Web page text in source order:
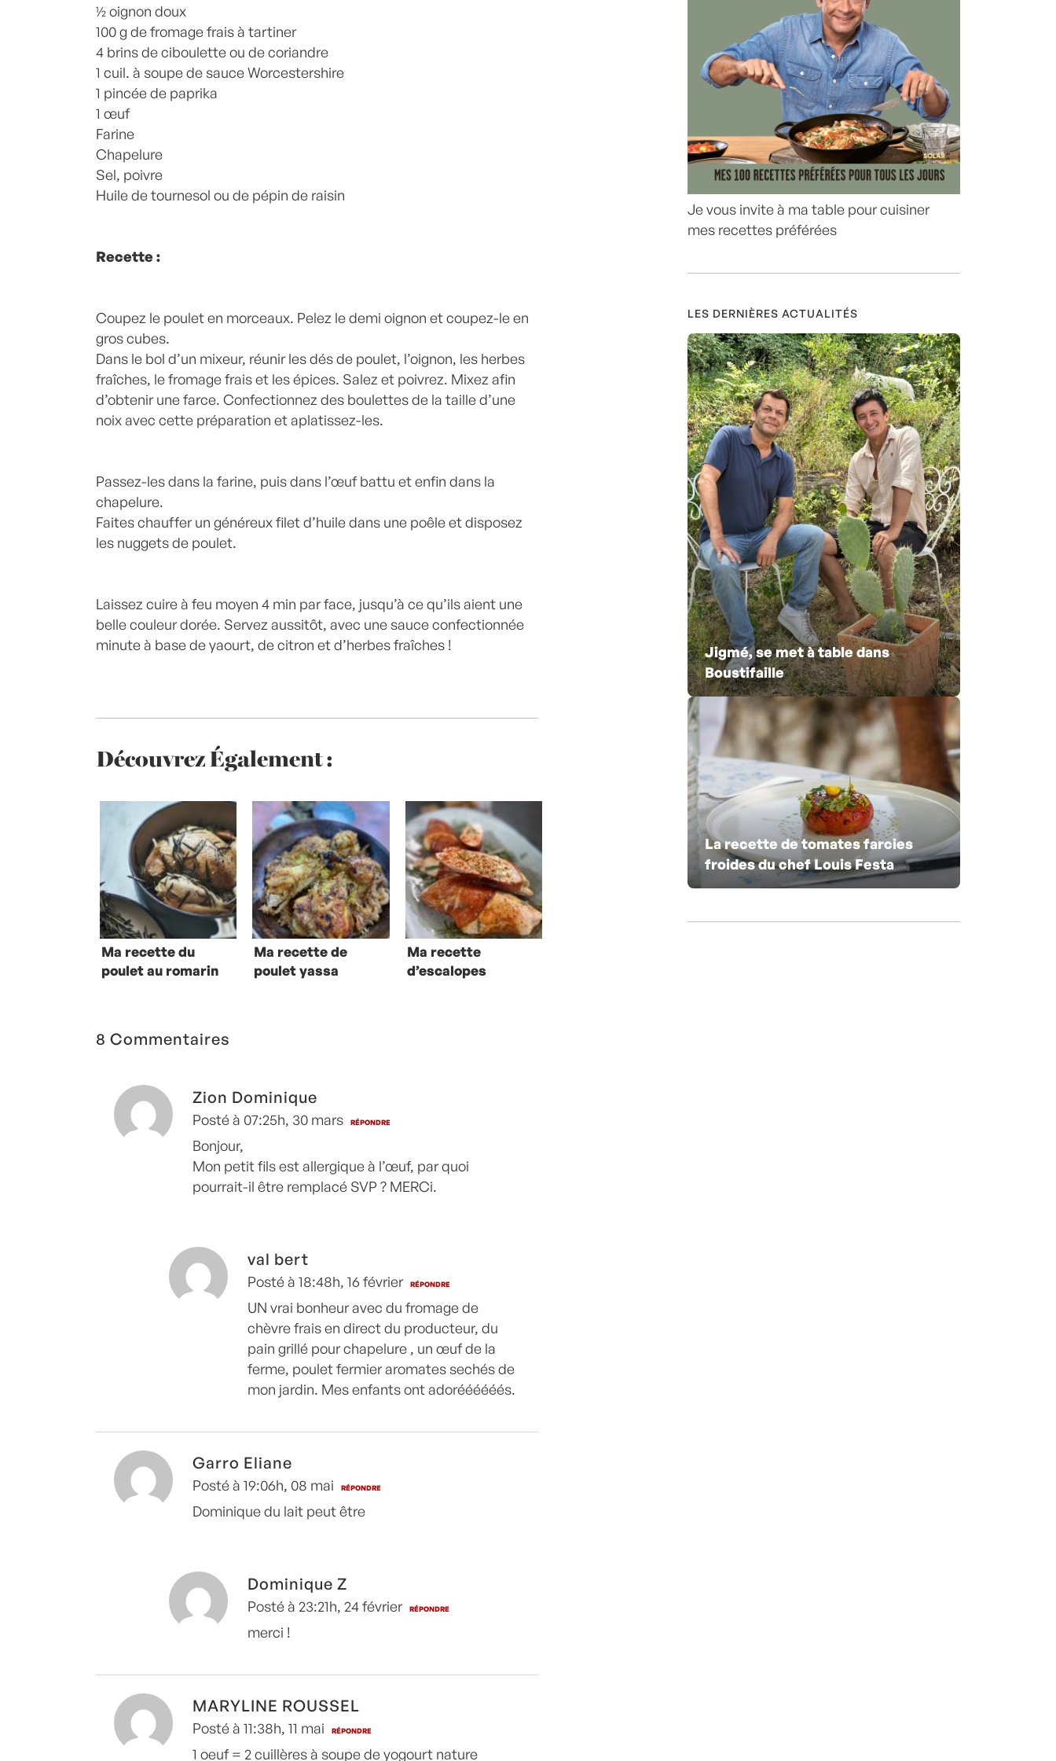
½ oignon doux
100 g de fromage frais à tartiner
4 brins de ciboulette ou de coriandre
1 cuil. à soupe de sauce Worcestershire
1 pincée de paprika
1 œuf
Farine
Chapelure
Sel, poivre
Huile de tournesol ou de pépin de raisin
Recette :
Coupez le poulet en morceaux. Pelez le demi oignon et coupez-le en
gros cubes.
Dans le bol d’un mixeur, réunir les dés de poulet, l’oignon, les herbes
fraîches, le fromage frais et les épices. Salez et poivrez. Mixez afin
d’obtenir une farce. Confectionnez des boulettes de la taille d’une
noix avec cette préparation et aplatissez-les.
Passez-les dans la farine, puis dans l’œuf battu et enfin dans la
chapelure.
Faites chauffer un généreux filet d’huile dans une poêle et disposez
les nuggets de poulet.
Laissez cuire à feu moyen 4 min par face, jusqu’à ce qu’ils aient une
belle couleur dorée. Servez aussitôt, avec une sauce confectionnée
minute à base de yaourt, de citron et d’herbes fraîches !
Découvrez Également :
Ma recette du
poulet au romarin
Ma recette de
poulet yassa
Ma recette
d’escalopes
8 Commentaires
Zion Dominique
Posté à 07:25h, 30 mars RÉPONDRE
Bonjour,
Mon petit fils est allergique à l’œuf, par quoi
pourrait-il être remplacé SVP ? MERCi.
val bert
Posté à 18:48h, 16 février RÉPONDRE
UN vrai bonheur avec du fromage de
chèvre frais en direct du producteur, du
pain grillé pour chapelure , un œuf de la
ferme, poulet fermier aromates sechés de
mon jardin. Mes enfants ont adoréééééés.
Garro Eliane
Posté à 19:06h, 08 mai RÉPONDRE
Dominique du lait peut être
Dominique Z
Posté à 23:21h, 24 février RÉPONDRE
merci !
MARYLINE ROUSSEL
Posté à 11:38h, 11 mai RÉPONDRE
1 oeuf = 2 cuillères à soupe de yogourt nature
Je vous invite à ma table pour cuisiner
mes recettes préférées
LES DERNIÈRES ACTUALITÉS
Jigmé, se met à table dans
Boustifaille
La recette de tomates farcies
froides du chef Louis Festa